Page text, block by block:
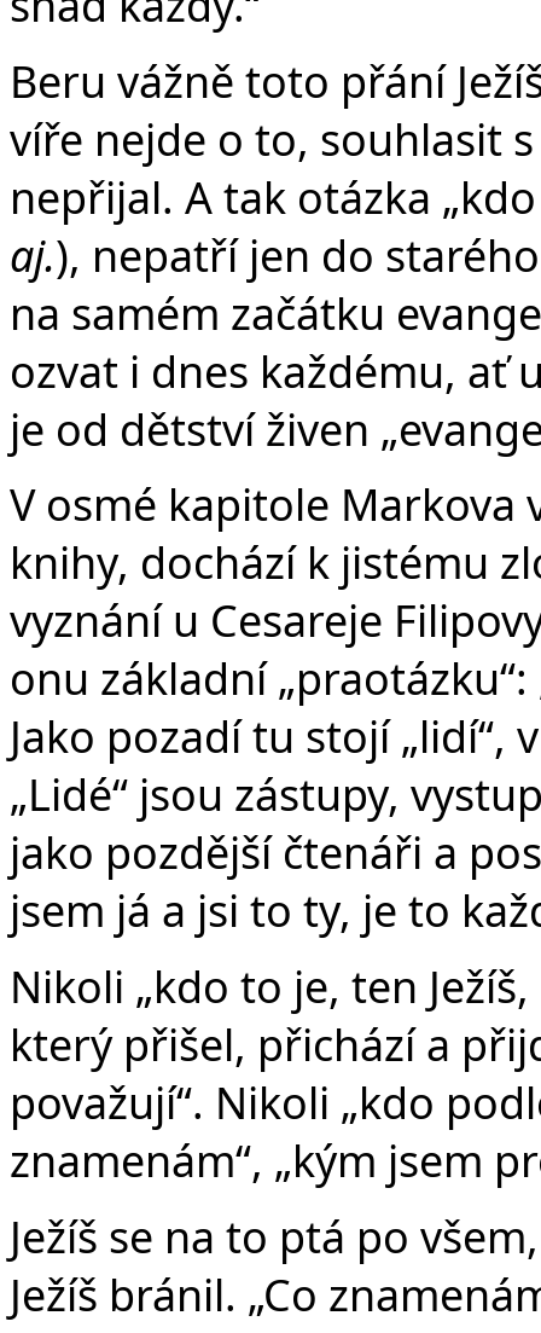
Beru vážně toto přání
víře nejde o to, souhlasit
nepřijal. A tak otázka
aj.), nepatří jen do
na samém začátku
ozvat i dnes každému, ať
je od dětství živen
V osmé kapitole Markova
knihy, dochází k jistému
vyznání u Cesareje
onu základní „praotázku“:
Jako pozadí tu stojí „lidí“,
„Lidé“ jsou zástupy,
jako pozdější čtenáři a
jsem já a jsi to ty, je to
Nikoli „kdo to je, ten
který přišel, přichází a
považují“. Nikoli „kdo
znamenám“, „kým jsem
Ježíš se na to ptá po
Ježíš bránil. „Co